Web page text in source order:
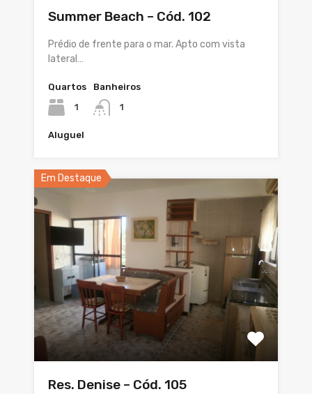
Summer Beach – Cód. 102
Prédio de frente para o mar. Apto com vista
lateral…
Quartos
1
Banheiros
1
Aluguel
Em Destaque
Res. Denise – Cód. 105